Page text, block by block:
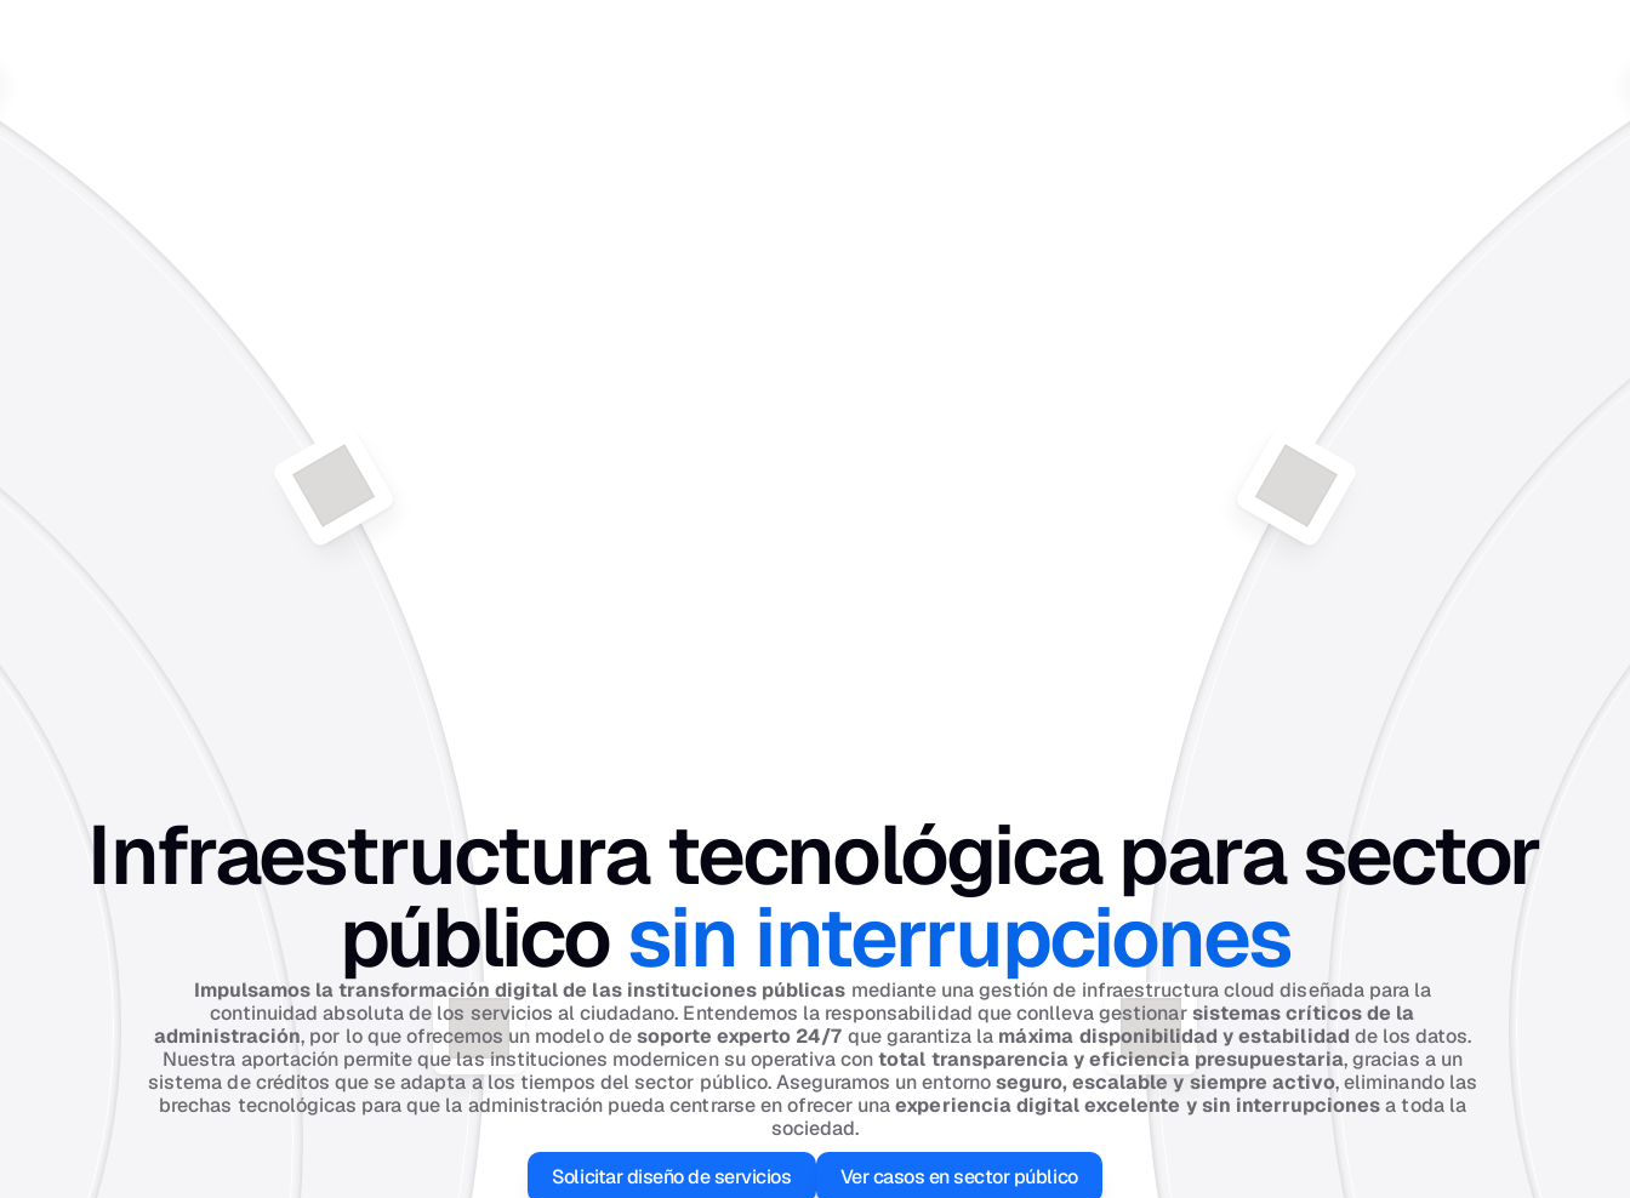
Infraestructura tecnológica para sector
público sin interrupciones
Impulsamos la transformación digital de las instituciones públicas mediante una gestión de infraestructura cloud diseñada para la
continuidad absoluta de los servicios al ciudadano. Entendemos la responsabilidad que conlleva gestionar sistemas críticos de la
administración, por lo que ofrecemos un modelo de soporte experto 24/7 que garantiza la máxima disponibilidad y estabilidad de los datos.
Nuestra aportación permite que las instituciones modernicen su operativa con total transparencia y eficiencia presupuestaria, gracias a un
sistema de créditos que se adapta a los tiempos del sector público. Aseguramos un entorno seguro, escalable y siempre activo, eliminando las
brechas tecnológicas para que la administración pueda centrarse en ofrecer una experiencia digital excelente y sin interrupciones a toda la
sociedad.
Solicitar diseño de servicios
Ver casos en sector público